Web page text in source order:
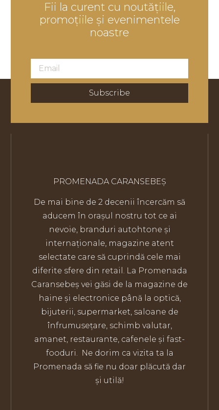
Fii la curent cu noutățiile,
promoțiile și evenimentele
noastre
Subscribe
PROMENADA CARANSEBEȘ
De mai bine de 2 decenii încercăm să
aducem în orașul nostru tot ce ai
nevoie, branduri autohtone și
internaționale, magazine atent
selectate care să cuprindă cele mai
diferite sfere din retail. La Promenada
Caransebeș vei găsi de la magazine de
haine și electronice până la optică,
bijuterii, supermarket, saloane de
înfrumusețare, schimb valutar,
amanet, restaurante, cafenele și fast-
fooduri. Ne dorim ca vizita ta la
Promenada să fie nu doar plăcută dar
și utilă!